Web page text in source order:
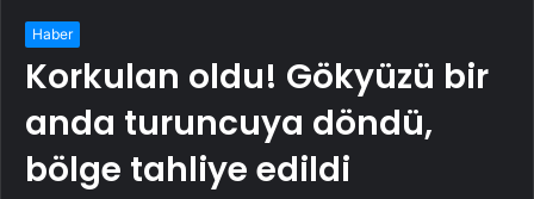
Haber
Korkulan oldu! Gökyüzü bir
anda turuncuya döndü,
bölge tahliye edildi